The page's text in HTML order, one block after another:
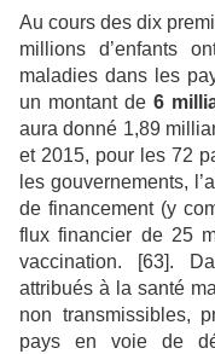
Au cours des dix
millions d’enfants
maladies dans les
un montant de6
aura donné 1,89
et 2015, pour les 72
les gouvernements,
de financement (y
flux financier de 25
vaccination. [63].
attribués à la santé
non transmissibles,
pays en voie de